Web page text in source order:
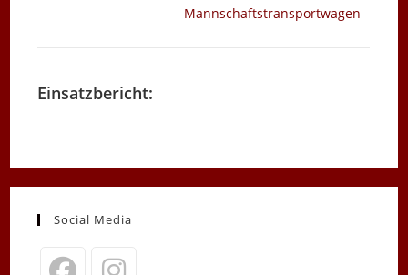
Mannschaftstransportwagen
Einsatzbericht:
Social Media